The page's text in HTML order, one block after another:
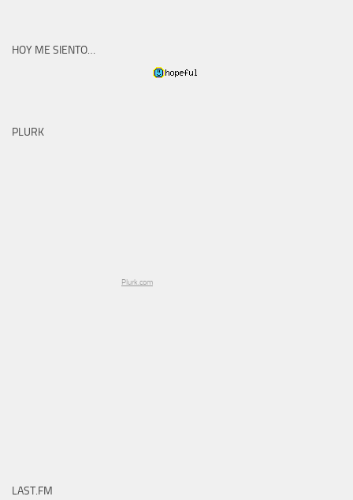
HOY ME SIENTO…
PLURK
Plurk.com
LAST.FM